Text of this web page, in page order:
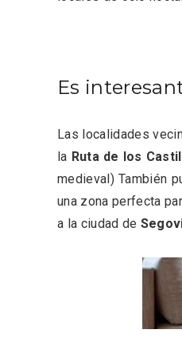
Es
Las localidades
la Ruta de los
medieval) También
una zona perfecta
a la ciudad de
Inauguración
Moradillo de Roa